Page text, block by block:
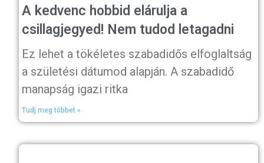
A kedvenc hobbid elárulja a
csillagjegyed! Nem tudod letagadni
Ez lehet a tökéletes szabadidős elfoglaltság
a születési dátumod alapján. A szabadidő
manapság igazi ritka
Tudj meg többet »